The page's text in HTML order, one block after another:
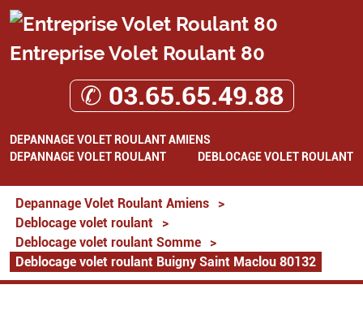
Entreprise Volet Roulant 80
✆ 03.65.65.49.88
DEPANNAGE VOLET ROULANT AMIENS
DEPANNAGE VOLET ROULANT
DEBLOCAGE VOLET ROULANT
Depannage Volet Roulant Amiens
>
Deblocage volet roulant
>
Deblocage volet roulant Somme
>
Deblocage volet roulant Buigny Saint Maclou 80132